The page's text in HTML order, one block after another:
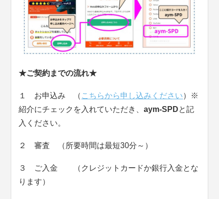
★ご契約までの流れ★
１ お申込み （ こちらから申し込みください）※
紹介にチェックを入れていただき、aym-SPDと記
入ください。
２ 審査 （所要時間は最短30分～）
３ ご入金 （クレジットカードか銀行入金とな
ります）